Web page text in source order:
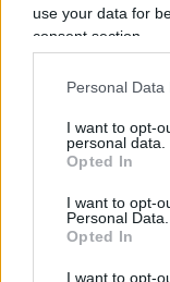
use your data for
consent section.
Personal
I want to opt-
personal data.
Opted In
I want to opt-
Personal Data.
Opted In
I want to opt-
Da un lato c’è
archiviare per
culturale che
tradizionalecon
qualcosa di